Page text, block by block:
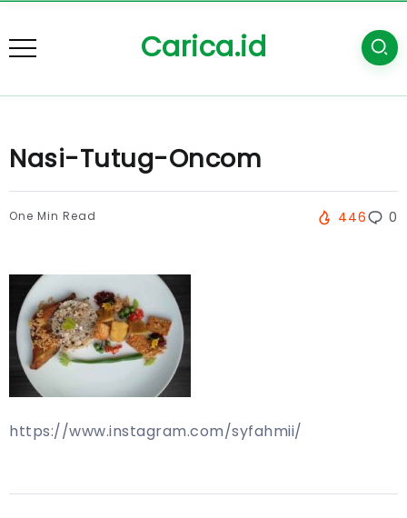
Carica.id
Nasi-Tutug-Oncom
One Min Read 446 0
https://www.instagram.com/syfahmii/